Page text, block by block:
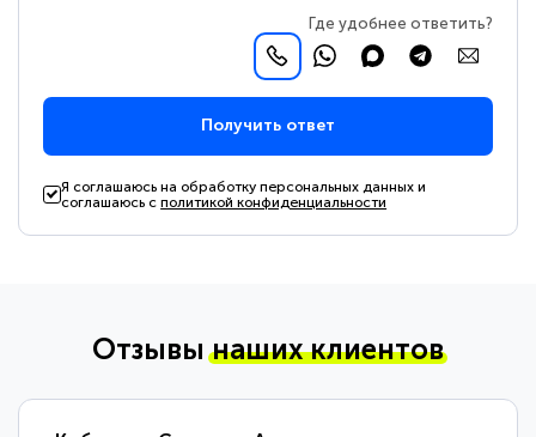
Где удобнее ответить?
Получить ответ
Я соглашаюсь на обработку персональных данных и
соглашаюсь сполитикой конфиденциальности
Отзывынаших клиентов